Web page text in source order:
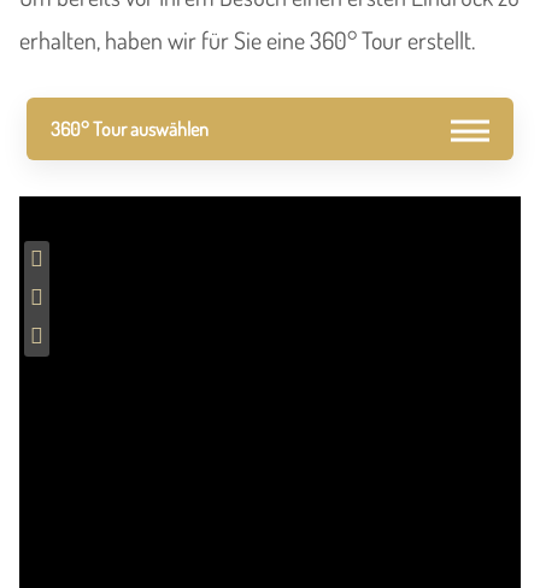
erhalten, haben wir für Sie eine 360° Tour erstellt.